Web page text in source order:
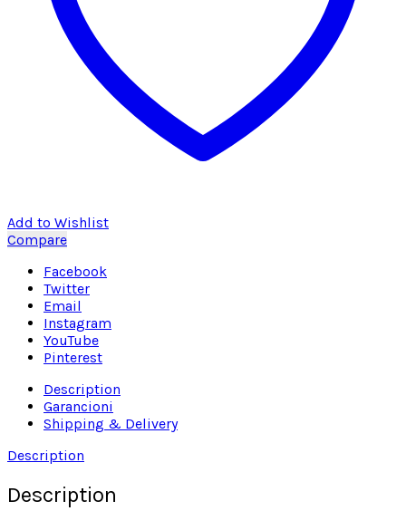
Add to Wishlist
Compare
Facebook
Twitter
Email
Instagram
YouTube
Pinterest
Description
Garancioni
Shipping & Delivery
Description
Description